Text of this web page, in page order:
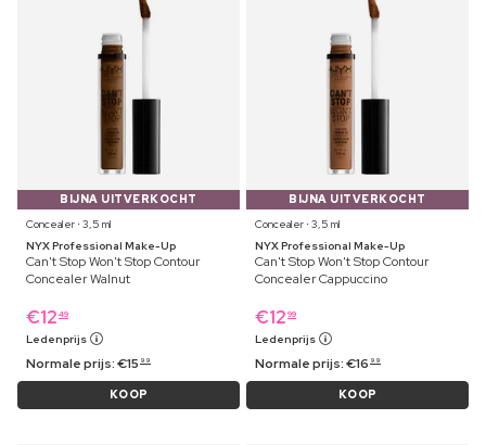
BIJNA UITVERKOCHT
Concealer ⋅ 3,5 ml
NYX Professional Make-Up
Can't Stop Won't Stop Contour
Concealer Walnut
€12 49
Ledenprijs
Normale prijs:€15 99
KOOP
BIJNA UITVERKOCHT
Concealer ⋅ 3,5 ml
NYX Professional Make-Up
Can't Stop Won't Stop Contour
Concealer Cappuccino
€12 99
Ledenprijs
Normale prijs:€16 99
KOOP